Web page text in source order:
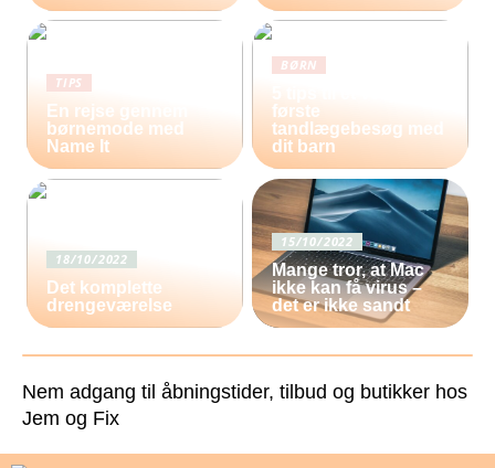
TIPS
En rejse gennem
børnemode med
Name It
BØRN
første
tandlægebesøg med
dit barn
18/10/2022
Det komplette
drengeværelse
15/10/2022
Mange tror, at Mac
ikke kan få virus –
det er ikke sandt
Nem adgang til åbningstider, tilbud og butikker hos
Jem og Fix